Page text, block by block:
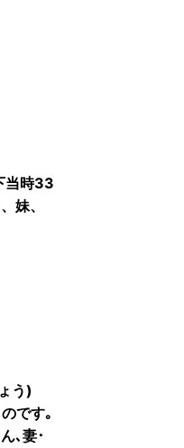
当時33
妹、
う)
です｡
､妻･